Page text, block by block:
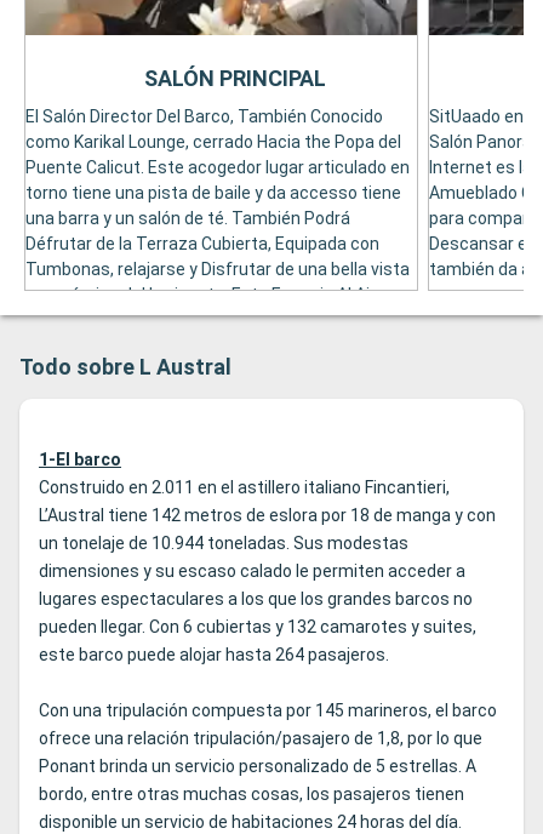
El Salón Director Del Barco, También Conocido
como Karikal Lounge, cerrado Hacia the Popa del
Puente Calicut. Este acogedor lugar articulado en
torno tiene una pista de baile y da accesso tiene
una barra y un salón de té. También Podrá
Défrutar de la Terraza Cubierta, Equipada con
Tumbonas, relajarse y Disfrutar de una bella vista
panorámica del horizonte. Este Espacio Al Aire
Libre Tiene Capacidad para 30 Personas Mentras
Hasta 110 Personas. Por la Noche, LAS Musical
SALÓN PRINCIPAL
SitUaado en
Salón
Internet es la
Amueblado
para
Descansar en
también da
Todo sobre L Austral
1-El barco
Construido en 2.011 en el astillero italiano Fincantieri,
L’Austral tiene 142 metros de eslora por 18 de manga y con
un tonelaje de 10.944 toneladas. Sus modestas
dimensiones y su escaso calado le permiten acceder a
lugares espectaculares a los que los grandes barcos no
pueden llegar. Con 6 cubiertas y 132 camarotes y suites,
este barco puede alojar hasta 264 pasajeros.
Con una tripulación compuesta por 145 marineros, el barco
ofrece una relación tripulación/pasajero de 1,8, por lo que
Ponant brinda un servicio personalizado de 5 estrellas. A
bordo, entre otras muchas cosas, los pasajeros tienen
disponible un servicio de habitaciones 24 horas del día.